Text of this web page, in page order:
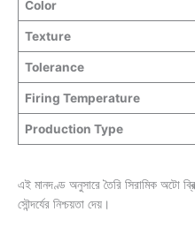
Color
Texture
Tolerance
Firing Temperature
Production Type
এই মানদণ্ড অনুসারে তৈরি সিরামিক অটো
সৌন্দর্যের নিশ্চয়তা দেয়।